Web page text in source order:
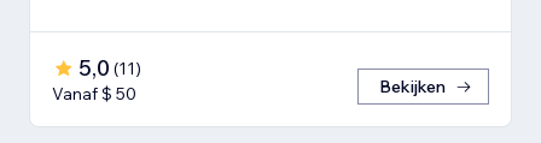
5,0 (11)
Vanaf $ 50
Bekijken